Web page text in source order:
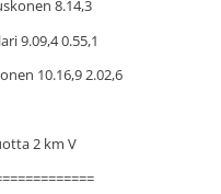
8.14,3
9.09,4 0.55,1
10.16,9 2.02,6
2 km V